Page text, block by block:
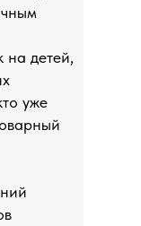
на детей,
уже